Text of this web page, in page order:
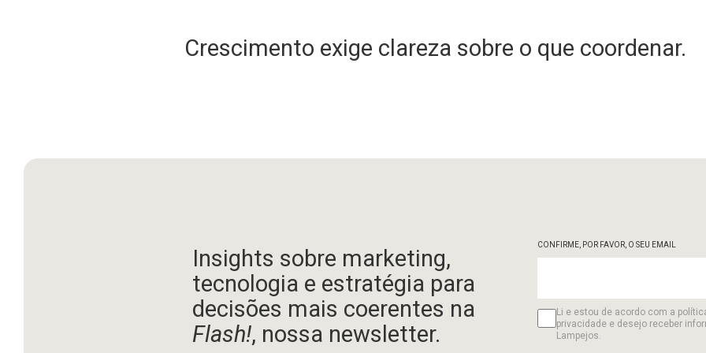
Crescimento exige clareza sobre o que coordenar.
Insights sobre marketing,
tecnologia e estratégia para
decisões mais coerentes na
Flash!, nossa newsletter.
CONFIRME, POR FAVOR, O SEU EMAIL
Li e estou de acordo com a
privacidade e desejo receber
Lampejos.